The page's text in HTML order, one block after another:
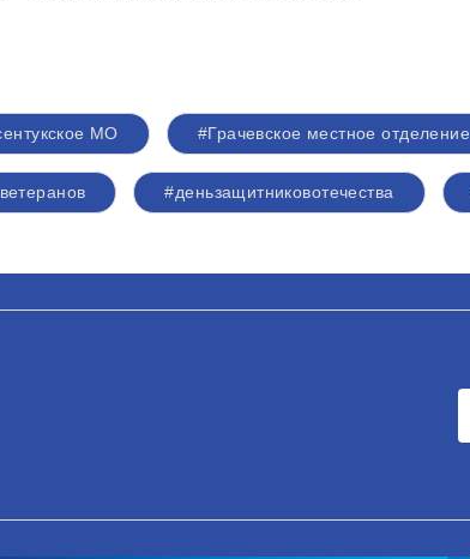
МО #Грачевское местное отделение
#деньзащитниковотечества